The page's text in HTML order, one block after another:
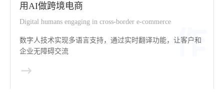
用AI做跨境电商
Digital humans engaging in cross-border e-commerce
数字人技术实现多语言支持，通过实时翻译功能，让客户和
企业无障碍交流